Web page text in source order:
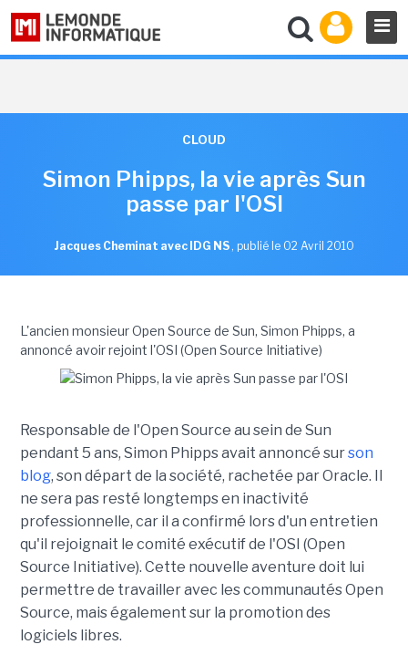
CLOUD
Simon Phipps, la vie après Sun
passe par l'OSI
Jacques Cheminat avec IDG NS , publié le 02 Avril 2010
L'ancien monsieur Open Source de Sun, Simon Phipps, a
annoncé avoir rejoint l'OSI (Open Source Initiative)
Responsable de l'Open Source au sein de Sun
pendant 5 ans, Simon Phipps avait annoncé surson
blog, son départ de la société, rachetée par Oracle. Il
ne sera pas resté longtemps en inactivité
professionnelle, car il a confirmé lors d'un entretien
qu'il rejoignait le comité exécutif de l'OSI (Open
Source Initiative). Cette nouvelle aventure doit lui
permettre de travailler avec les communautés Open
Source, mais également sur la promotion des
logiciels libres.